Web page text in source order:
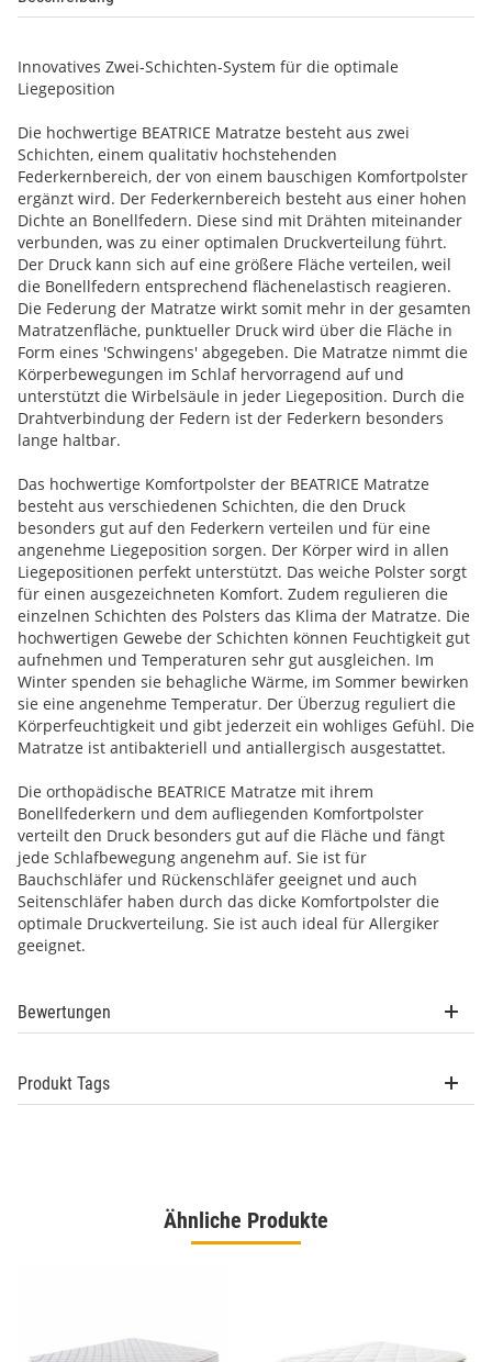
Innovatives Zwei-Schichten-System für die optimale
Liegeposition
Die hochwertige BEATRICE Matratze besteht aus zwei
Schichten, einem qualitativ hochstehenden
Federkernbereich, der von einem bauschigen Komfortpolster
ergänzt wird. Der Federkernbereich besteht aus einer hohen
Dichte an Bonellfedern. Diese sind mit Drähten miteinander
verbunden, was zu einer optimalen Druckverteilung führt.
Der Druck kann sich auf eine größere Fläche verteilen, weil
die Bonellfedern entsprechend flächenelastisch reagieren.
Die Federung der Matratze wirkt somit mehr in der gesamten
Matratzenfläche, punktueller Druck wird über die Fläche in
Form eines 'Schwingens' abgegeben. Die Matratze nimmt die
Körperbewegungen im Schlaf hervorragend auf und
unterstützt die Wirbelsäule in jeder Liegeposition. Durch die
Drahtverbindung der Federn ist der Federkern besonders
lange haltbar.
Das hochwertige Komfortpolster der BEATRICE Matratze
besteht aus verschiedenen Schichten, die den Druck
besonders gut auf den Federkern verteilen und für eine
angenehme Liegeposition sorgen. Der Körper wird in allen
Liegepositionen perfekt unterstützt. Das weiche Polster sorgt
für einen ausgezeichneten Komfort. Zudem regulieren die
einzelnen Schichten des Polsters das Klima der Matratze. Die
hochwertigen Gewebe der Schichten können Feuchtigkeit gut
aufnehmen und Temperaturen sehr gut ausgleichen. Im
Winter spenden sie behagliche Wärme, im Sommer bewirken
sie eine angenehme Temperatur. Der Überzug reguliert die
Körperfeuchtigkeit und gibt jederzeit ein wohliges Gefühl. Die
Matratze ist antibakteriell und antiallergisch ausgestattet.
Die orthopädische BEATRICE Matratze mit ihrem
Bonellfederkern und dem aufliegenden Komfortpolster
verteilt den Druck besonders gut auf die Fläche und fängt
jede Schlafbewegung angenehm auf. Sie ist für
Bauchschläfer und Rückenschläfer geeignet und auch
Seitenschläfer haben durch das dicke Komfortpolster die
optimale Druckverteilung. Sie ist auch ideal für Allergiker
geeignet.
Bewertungen
Produkt Tags
Ähnliche Produkte